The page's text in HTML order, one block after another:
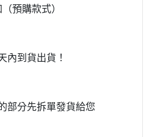
預購款式）
內到貨出貨！
部分先拆單發貨給您